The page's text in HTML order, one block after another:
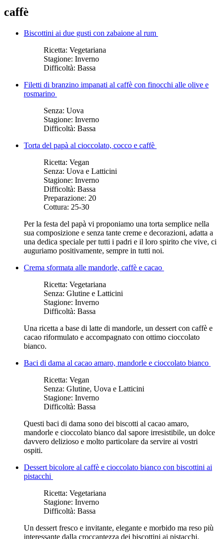
caffè
Biscottini ai due gusti con zabaione al rum
Ricetta: Vegetariana
Stagione: Inverno
Difficoltà: Bassa
Filetti di branzino impanati al caffè con finocchi alle olive e
rosmarino
Senza: Uova
Stagione: Inverno
Difficoltà: Bassa
Torta del papà al cioccolato, cocco e caffè
Ricetta: Vegan
Senza: Uova e Latticini
Stagione: Inverno
Difficoltà: Bassa
Preparazione: 20
Cottura: 25-30
Per la festa del papà vi proponiamo una torta semplice nella
sua composizione e senza tante creme e decorazioni, adatta a
una dedica speciale per tutti i padri e il loro spirito che vive, ci
auguriamo positivamente, sempre in tutti noi.
Crema sformata alle mandorle, caffè e cacao
Ricetta: Vegetariana
Senza: Glutine e Latticini
Stagione: Inverno
Difficoltà: Bassa
Una ricetta a base di latte di mandorle, un dessert con caffè e
cacao riformulato e accompagnato con ottimo cioccolato
bianco.
Baci di dama al cacao amaro, mandorle e cioccolato bianco
Ricetta: Vegan
Senza: Glutine, Uova e Latticini
Stagione: Inverno
Difficoltà: Bassa
Questi baci di dama sono dei biscotti al cacao amaro,
mandorle e cioccolato bianco dal sapore irresistibile, un dolce
davvero delizioso e molto particolare da servire ai vostri
ospiti.
Dessert bicolore al caffè e cioccolato bianco con biscottini ai
pistacchi
Ricetta: Vegetariana
Stagione: Inverno
Difficoltà: Bassa
Un dessert fresco e invitante, elegante e morbido ma reso più
interessante dalla croccantezza dei biscottini ai pistacchi.